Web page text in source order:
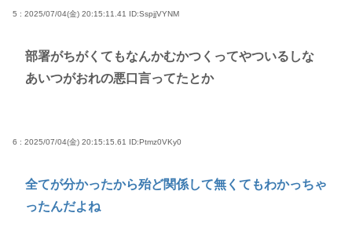
5 : 2025/07/04(金) 20:15:11.41 ID:SspjjVYNM
部署がちがくてもなんかむかつくってやついるしな
あいつがおれの悪口言ってたとか
6 : 2025/07/04(金) 20:15:15.61 ID:Ptmz0VKy0
全てが分かったから殆ど関係して無くてもわかっちゃ
ったんだよね